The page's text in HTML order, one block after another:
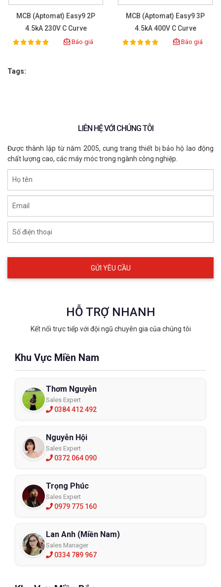
MCB (Aptomat) Easy9 2P
4.5kA 230V C Curve
Schneider
Rating:
100% Báo giá
MCB (Aptomat) Easy9 3P
4.5kA 400V C Curve
Schneider
Rating:
100% Báo giá
Tags:
LIÊN HỆ VỚI CHÚNG TÔI
Được thành lập từ năm 2005, cung trang thiết bị bảo hộ lao động
chất lượng cao, các máy móc trong ngành công nghiệp.
Họ tên
Email
Số điện thoại
HỖ TRỢ NHANH
Kết nối trực tiếp với đội ngũ chuyên gia của chúng tôi
Khu Vực Miền Nam
Thơm Nguyễn
Sales Expert
0384 412 492
Nguyễn Hội
Sales Expert
0372 064 090
Trọng Phúc
Sales Expert
0979 775 160
Lan Anh (Miền Nam)
Sales Manager
0334 789 967